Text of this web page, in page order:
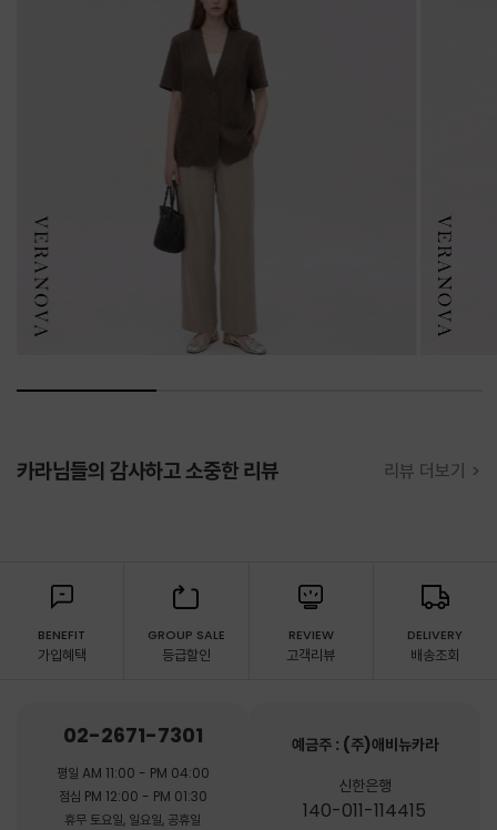
카라님들의 감사하고 소중한 리뷰 리뷰 더보기 >
BENEFIT
가입혜택
GROUP SALE
등급할인
REVIEW
고객리뷰
DELIVERY
배송조회
02-2671-7301
평일 AM 11:00 - PM 04:00
점심 PM 12:00 - PM 01:30
휴무 토요일, 일요일, 공휴일
예금주 : (주)애비뉴카라
신한은행
140-011-114415